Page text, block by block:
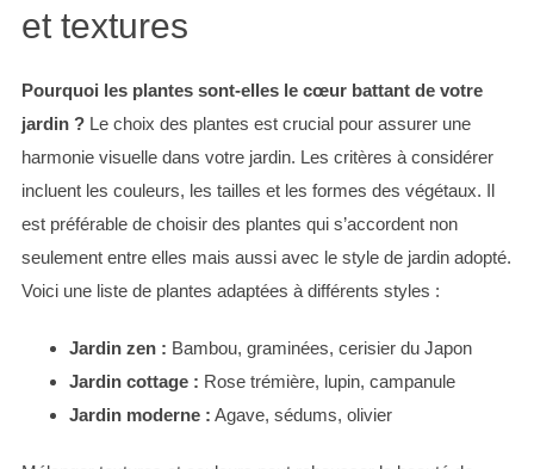
et textures
Pourquoi les plantes sont-elles le cœur battant de votre
jardin ?Le choix des plantes est crucial pour assurer une
harmonie visuelle dans votre jardin. Les critères à considérer
incluent les couleurs, les tailles et les formes des végétaux. Il
est préférable de choisir des plantes qui s’accordent non
seulement entre elles mais aussi avec le style de jardin adopté.
Voici une liste de plantes adaptées à différents styles :
Jardin zen : Bambou, graminées, cerisier du Japon
Jardin cottage : Rose trémière, lupin, campanule
Jardin moderne : Agave, sédums, olivier